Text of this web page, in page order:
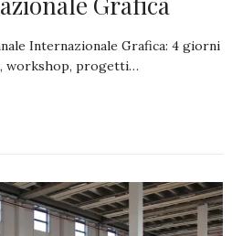
Internazionale Grafica: 4 giorni
workshop, progetti…